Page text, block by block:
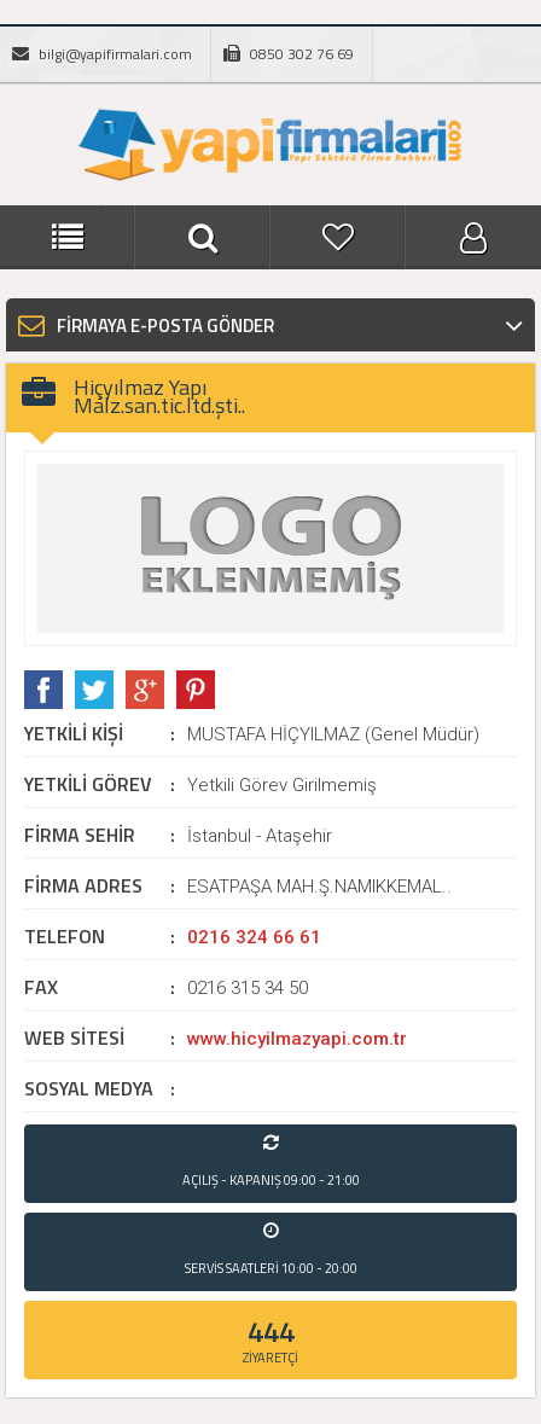
bilgi@yapifirmalari.com 0850 302 76 69
FİRMAYA E-POSTA GÖNDER
Hiçyılmaz Yapı
Malz.san.tic.ltd.şti..
YETKİLİ KİŞİ : MUSTAFA HİÇYILMAZ (Genel Müdür)
YETKİLİ GÖREV : Yetkili Görev Girilmemiş
FİRMA SEHİR : İstanbul - Ataşehir
FİRMA ADRES : ESATPAŞA MAH.Ş.NAMIKKEMAL..
TELEFON : 0216 324 66 61
FAX : 0216 315 34 50
WEB SİTESİ : www.hicyilmazyapi.com.tr
SOSYAL MEDYA :
AÇILIŞ - KAPANIŞ09:00 - 21:00
SERVİS SAATLERİ 10:00 - 20:00
444
ZİYARETÇİ